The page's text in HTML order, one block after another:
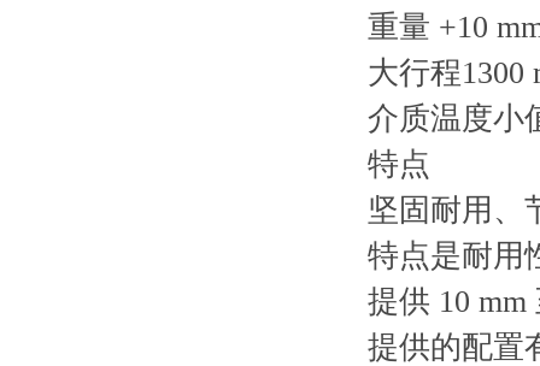
重量 +10
大行程1300
介质温度小
特点
坚固耐用、
特点是耐用
提供 10 mm
提供的配置